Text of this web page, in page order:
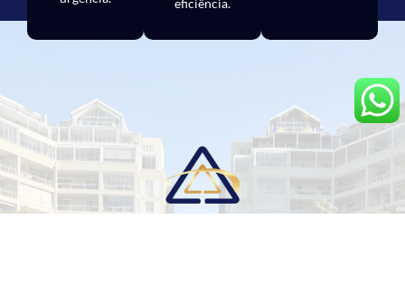
eficiência.
Ainda não é nosso cliente?